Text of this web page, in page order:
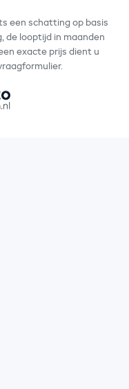
een schatting op basis
de looptijd in maanden
exacte prijs dient u